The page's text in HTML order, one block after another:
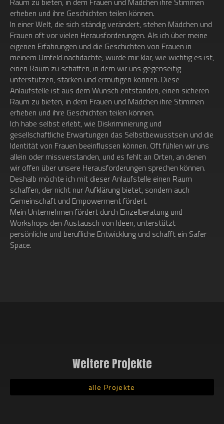
erheben und ihre Geschichten teilen können.
In einer Welt, die sich ständig verändert, stehen Mädchen und
Frauen oft vor vielen Herausforderungen. Als ich über meine
eigenen Erfahrungen und die Geschichten von Frauen in
meinem Umfeld nachdachte, wurde mir klar, wie wichtig es ist,
einen Raum zu schaffen, in dem wir uns gegenseitig
unterstützen, stärken und ermutigen können. Diese
Anlaufstelle ist aus dem Wunsch entstanden, einen sicheren
Raum zu bieten, in dem Frauen und Mädchen ihre Stimmen
erheben und ihre Geschichten teilen können.
Ich habe selbst erlebt, wie Diskriminierung und
gesellschaftliche Erwartungen das Selbstbewusstsein und die
Identität von Frauen beeinflussen können. Oft fühlen wir uns
allein oder missverstanden, und es fehlt an Orten, an denen
wir offen über unsere Herausforderungen sprechen können.
Deshalb möchte ich mit dieser Anlaufstelle einen Raum
schaffen, der nicht nur Aufklärung bietet, sondern auch
Gemeinschaft und Empowerment fördert.
Mein Unternehmen fördert durch Einzelberatung und
Workshops den Austausch von Ideen, unterstützt
persönliche und berufliche Entwicklung und schafft ein Safer
Space.
Weitere Projekte
alle Projekte